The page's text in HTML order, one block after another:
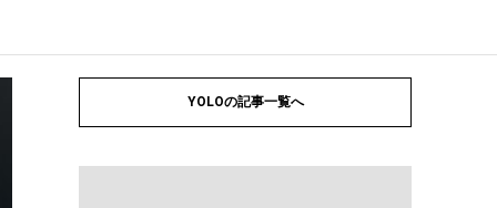
YOLOの記事一覧へ